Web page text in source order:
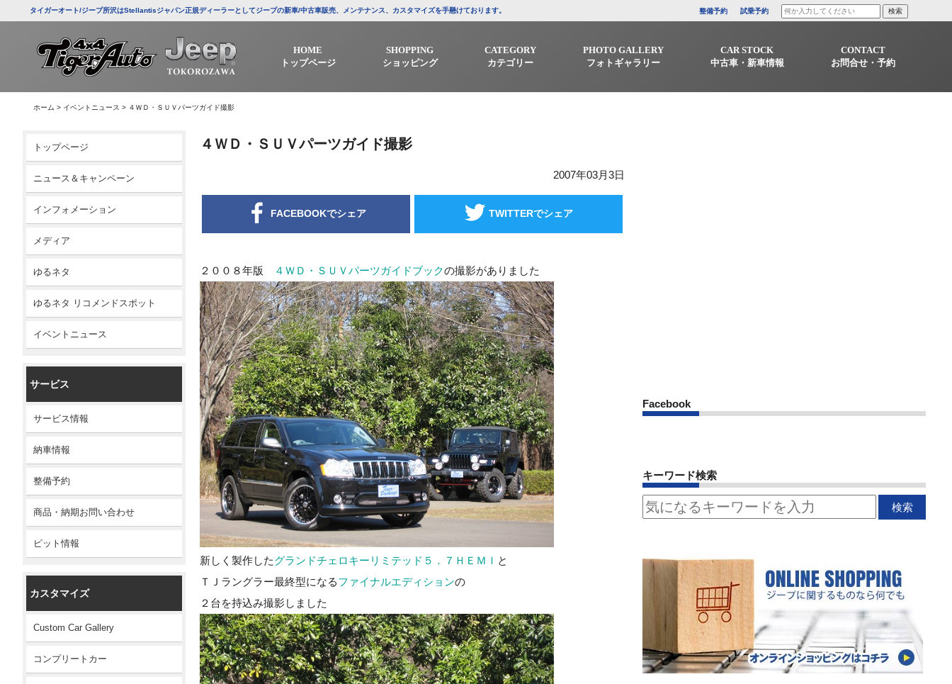
タイガーオート/ジープ所沢はStellantisジャパン正規ディーラーとしてジープの新車/中古車販売、メンテナンス、カスタマイズを手懸けております。 整備予約 試乗予約
HOME
トップページ
SHOPPING
ショッピング
CATEGORY
カテゴリー
PHOTO GALLERY
フォトギャラリー
CAR STOCK
中古車・新車情報
CONTACT
お問合せ・予約
ホーム > イベントニュース > ４ＷＤ・ＳＵＶパーツガイド撮影
トップページ
ニュース＆キャンペーン
インフォメーション
メディア
ゆるネタ
ゆるネタ リコメンドスポット
イベントニュース
サービス
サービス情報
納車情報
整備予約
商品・納期お問い合わせ
ピット情報
カスタマイズ
Custom Car Gallery
コンプリートカー
４ＷＤ・ＳＵＶパーツガイド撮影
2007年03月3日
FACEBOOKでシェア TWITTERでシェア
２００８年版 ４ＷＤ・ＳＵＶパーツガイドブックの撮影がありました
新しく製作したグランドチェロキーリミテッド５．７ＨＥＭＩ と
ＴＪラングラー最終型になるファイナルエディションの
２台を持込み撮影しました
Facebook
キーワード検索